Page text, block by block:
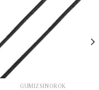
GUMIZSINÓROK